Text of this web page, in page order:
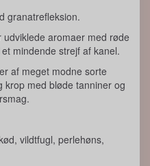
granatrefleksion.
aromaer med røde
mindende strejf af kanel.
af meget modne sorte
med bløde tanniner og
vildtfugl, perlehøns,